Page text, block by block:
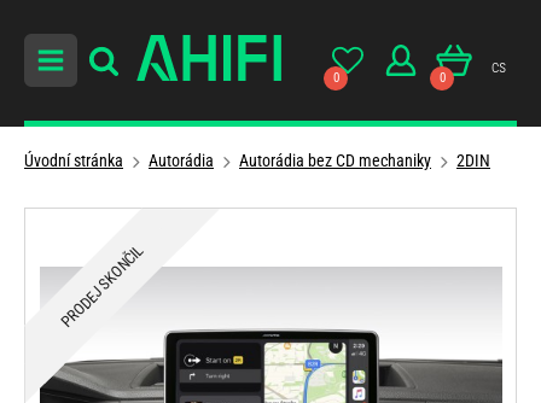
0 0
cs
Úvodní stránka Autorádia Autorádia bez CD mechaniky 2DIN
PRODEJ SKONČIL